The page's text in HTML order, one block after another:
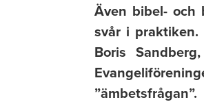
Även bibel- och
svår i praktiken.
Boris
”ämbetsfrågan”.